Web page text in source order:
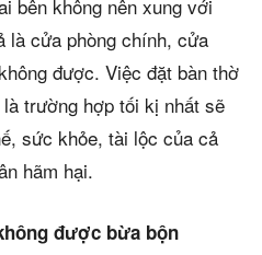
bên không nên xung với
là cửa phòng chính, cửa
được. Việc đặt bàn thờ
trường hợp tối kị nhất sẽ
sức khỏe, tài lộc của cả
hãm hại.
được bừa bộn